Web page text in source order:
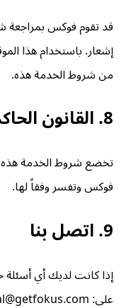
قد تقوم فوكس بمراجعة
إشعار. باستخدام هذا
من شروط الخدمة هذه.
8. القانون الحاكم
تخضع شروط الخدمة هذه
فوكس وتفسر وفقاً لها.
9. اتصل بنا
إذا كانت لديك أي
على: legal@getfokus.com